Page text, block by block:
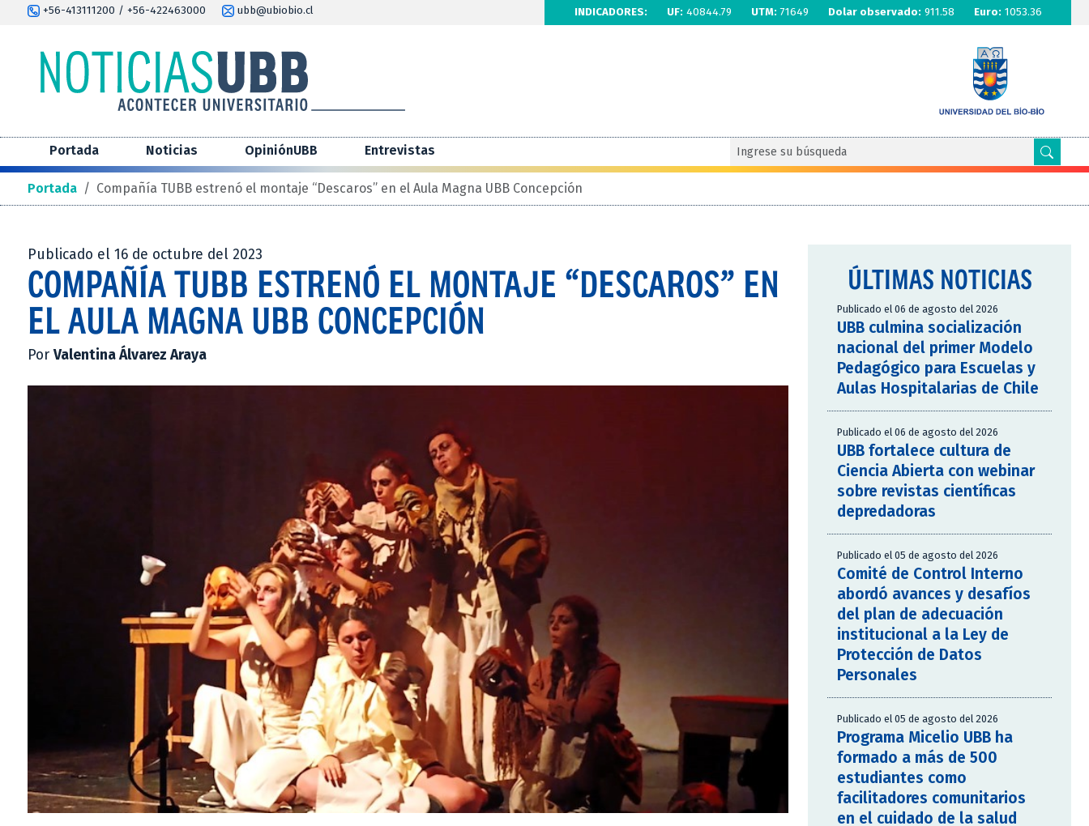
+56-413111200 / +56-422463000 ubb@ubiobio.cl INDICADORES: UF: 40844.79 UTM: 71649 Dolar observado: 911.58 Euro: 1053.36
Portada Noticias OpiniónUBB Entrevistas
Portada / Compañía TUBB estrenó el montaje “Descaros” en el Aula Magna UBB Concepción
Publicado el 16 de octubre del 2023
COMPAÑÍA TUBB ESTRENÓ EL MONTAJE “DESCAROS” EN
EL AULA MAGNA UBB CONCEPCIÓN
PorValentina Álvarez Araya
ÚLTIMAS NOTICIAS
Publicado el 06 de agosto del 2026
UBB culmina socialización
nacional del primer Modelo
Pedagógico para Escuelas y
Aulas Hospitalarias de Chile
Publicado el 06 de agosto del 2026
UBB fortalece cultura de
Ciencia Abierta con webinar
sobre revistas científicas
depredadoras
Publicado el 05 de agosto del 2026
Comité de Control Interno
abordó avances y desafíos
del plan de adecuación
institucional a la Ley de
Protección de Datos
Personales
Publicado el 05 de agosto del 2026
Programa Micelio UBB ha
formado a más de 500
estudiantes como
facilitadores comunitarios
en el cuidado de la salud